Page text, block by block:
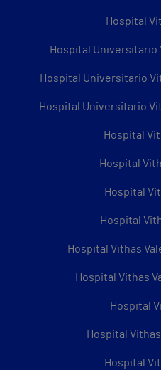
Hospital
Hospital Universitario
Hospital Universitario
Hospital Universitario
Hospital
Hospital
Hospital
Hospital
Hospital Vithas
Hospital Vithas
Hospital
Hospital
Hospital